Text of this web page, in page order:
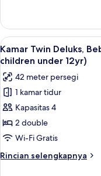
2
adults
2
children
under
12yr)
Kamar
Twin
Standar,
Bebas
Rokok
(Sleeps
2
adults
2
under
12yr)
Lihat
semua
foto
untuk
Kamar
Twin
Deluks,
Bebas
Asap
Rokok
6
Kamar Twin Deluks,
children under 12yr)
42 meter persegi
1 kamar tidur
Kapasitas 4
2 double
Wi-Fi Gratis
Rincian selengkapnya
Rincian